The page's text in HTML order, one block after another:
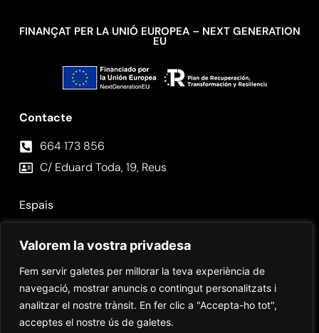
Valorem la vostra privadesa
Fem servir galetes per millorar la teva experiència de
navegació, mostrar anuncis o contingut personalitzats i
analitzar el nostre trànsit. En fer clic a "Accepta-ho tot",
acceptes el nostre ús de galetes.
Espais
Contacte
664 173 856⁣
C/ Eduard Toda, 19, Reus
FINANÇAT PER LA UNIÓ EUROPEA – NEXT GENERATION
EU